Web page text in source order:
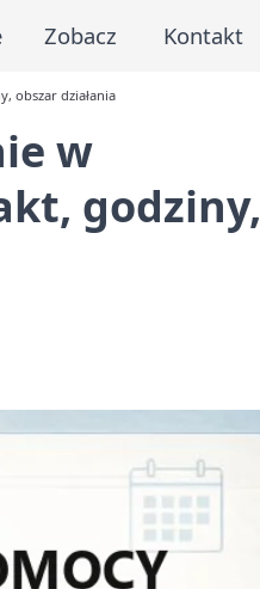
Zobacz Kontakt
obszar działania
w
godziny,